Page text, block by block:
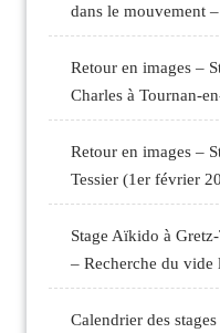
dans le mouvement
Retour en images –
Charles à Tournan-
Retour en images –
Tessier (1er février
Stage Aïkido à
– Recherche du
Calendrier des